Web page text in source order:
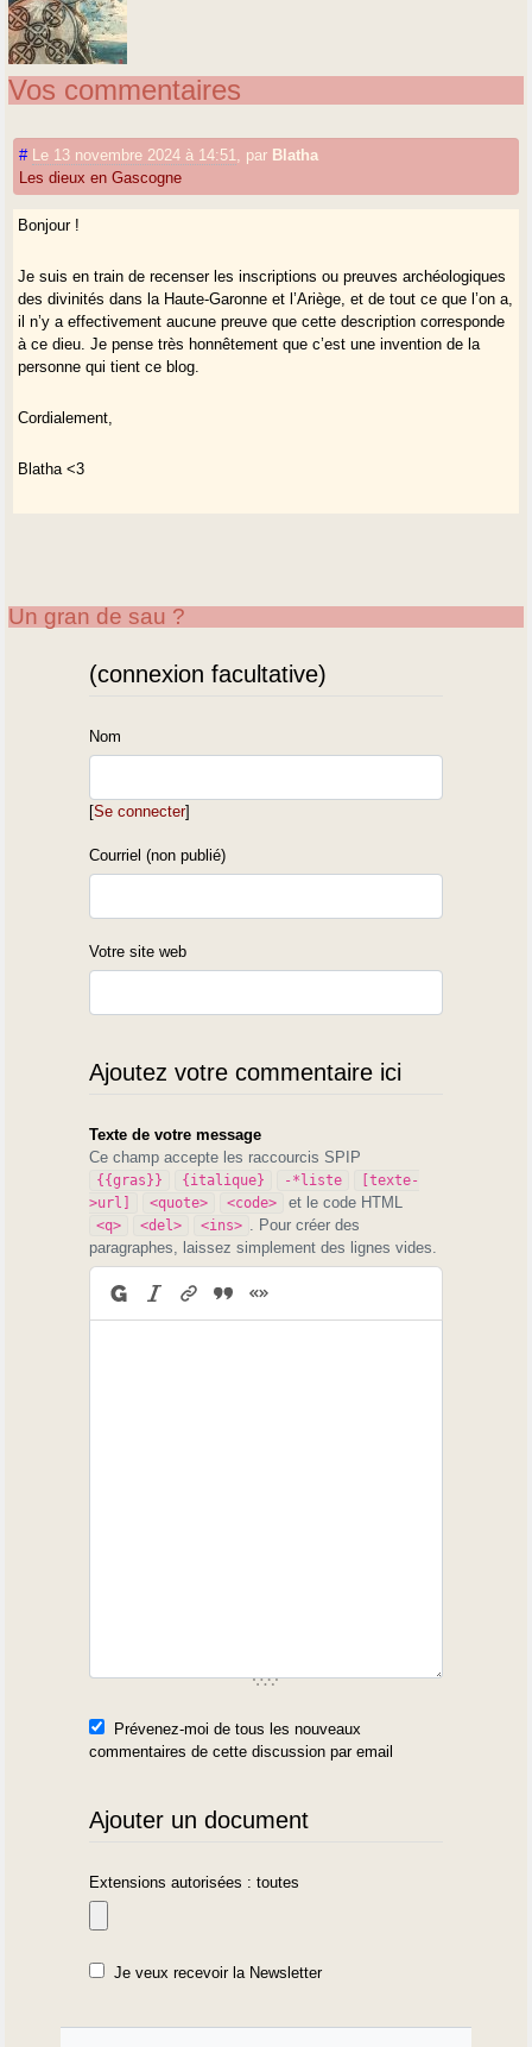
Vos commentaires
# Le 13 novembre 2024 à 14:51 par Blatha
Les dieux en Gascogne
Bonjour !
Je suis en train de recenser les inscriptions ou preuves archéologiques
des divinités dans la Haute-Garonne et l’Ariège, et de tout ce que l’on a,
il n’y a effectivement aucune preuve que cette description corresponde
à ce dieu. Je pense très honnêtement que c’est une invention de la
personne qui tient ce blog.
Cordialement,
Blatha <3
Un gran de sau ?
(connexion facultative)
Nom
[Se connecter]
Courriel (non publié)
Votre site web
Ajoutez votre commentaire ici
Texte de votre message
Ce champ accepte les raccourcis SPIP
{{gras}} {italique} -*liste
[texte-
>url]
<quote> <code> et le code HTML
<q> <del> <ins>
. Pour créer des
paragraphes, laissez simplement des lignes vides.
Prévenez-moi de tous les nouveaux
commentaires de cette discussion par email
Ajouter un document
Extensions autorisées : toutes
Je veux recevoir la Newsletter